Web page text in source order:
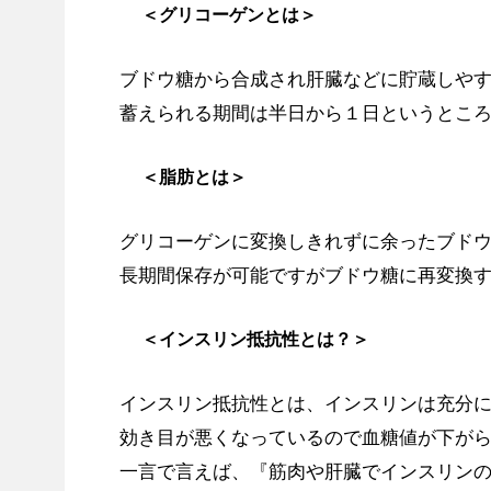
＜グリコーゲンとは＞
ブドウ糖から合成され肝臓などに貯蔵しや
蓄えられる期間は半日から１日というとこ
＜脂肪とは＞
グリコーゲンに変換しきれずに余ったブド
長期間保存が可能ですがブドウ糖に再変換
＜インスリン抵抗性とは？＞
インスリン抵抗性とは、インスリンは充分
効き目が悪くなっているので血糖値が下が
一言で言えば、『筋肉や肝臓でインスリン